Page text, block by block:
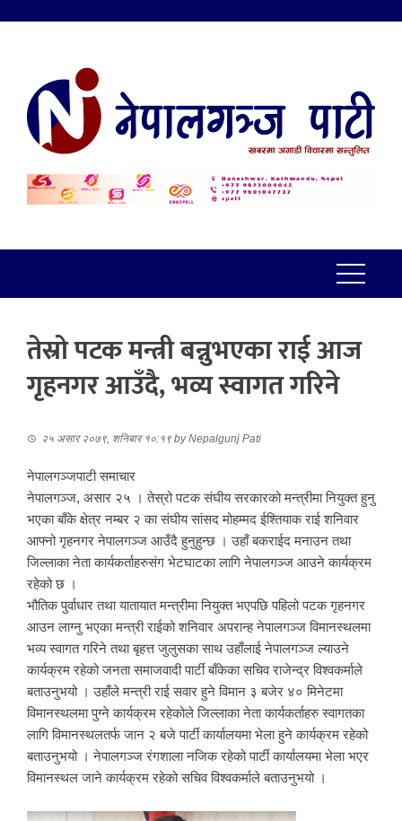
तेस्रो पटक मन्त्री बन्नुभएका राई आज
गृहनगर आउँदै, भव्य स्वागत गरिने
२५ असार २०७९, शनिबार १०:१९ byNepalgunj Pati
नेपालगञ्जपाटी समाचार
नेपालगञ्ज, असार २५ । तेस्रो पटक संघीय सरकारको मन्त्रीमा नियुक्त हुनु
भएका बाँके क्षेत्र नम्बर २ का संघीय सांसद मोहम्मद ईश्तियाक राई शनिवार
आफ्नो गृहनगर नेपालगञ्ज आउँदै हुनुहुन्छ । उहाँ बकराईद मनाउन तथा
जिल्लाका नेता कार्यकर्ताहरुसंग भेटघाटका लागि नेपालगञ्ज आउने कार्यक्रम
रहेको छ ।
भौतिक पुर्वाधार तथा यातायात मन्त्रीमा नियुक्त भएपछि पहिलो पटक गृहनगर
आउन लाग्नु भएका मन्त्री राईको शनिवार अपरान्ह नेपालगञ्ज विमानस्थलमा
भव्य स्वागत गरिने तथा बृहत्त जुलुसका साथ उहाँलाई नेपालगञ्ज ल्याउने
कार्यक्रम रहेको जनता समाजवादी पार्टी बाँकेका सचिव राजेन्द्र विश्वकर्माले
बताउनुभयो । उहाँले मन्त्री राई सवार हुने विमान ३ बजेर ४० मिनेटमा
विमानस्थलमा पुग्ने कार्यक्रम रहेकोले जिल्लाका नेता कार्यकर्ताहरु स्वागतका
लागि विमानस्थलतर्फ जान २ बजे पार्टी कार्यालयमा भेला हुने कार्यक्रम रहेको
बताउनुभयो । नेपालगञ्ज रंगशाला नजिक रहेको पार्टी कार्यालयमा भेला भएर
विमानस्थल जाने कार्यक्रम रहेको सचिव विश्वकर्माले बताउनुभयो ।